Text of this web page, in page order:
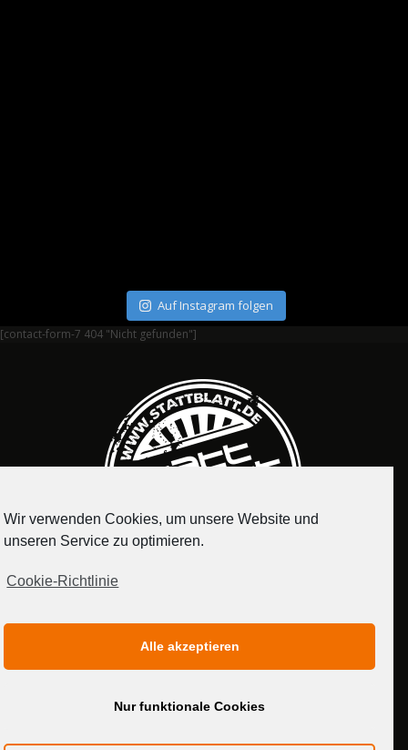
Auf Instagram folgen
[contact-form-7 404 "Nicht gefunden"]
MEDIADATEN
Wir verwenden Cookies, um unsere Website und
unseren Service zu optimieren.
Cookie-Richtlinie
Alle akzeptieren
Nur funktionale Cookies